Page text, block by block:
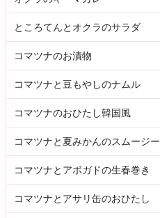
ところてんとオクラのサラダ
コマツナのお漬物
コマツナと豆もやしのナムル
コマツナのおひたし韓国風
コマツナと夏みかんのスムージー
コマツナとアボガドの生春巻き
コマツナとアサリ缶のおひたし